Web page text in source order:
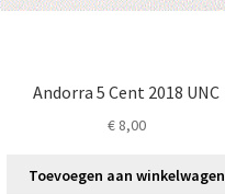
Andorra 5 Cent 2018 UNC
€8,00
Toevoegen aan winkelwagen